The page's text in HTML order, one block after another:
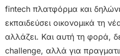
fintech πλατφόρμα και
εκπαιδεύσει οικονομικά τη
αλλάζει. Και αυτή τη φορά,
challenge, αλλά για